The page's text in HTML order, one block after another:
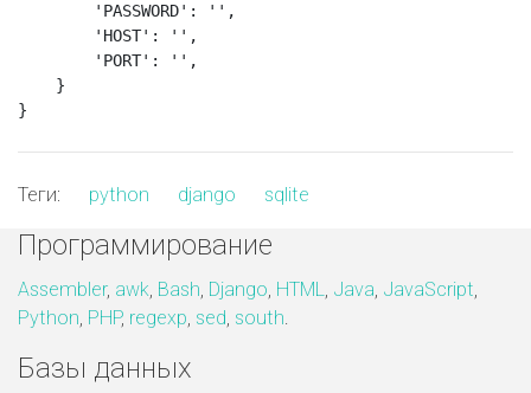
        'PASSWORD': '',
        'HOST': '',
        'PORT': '',
    }
Теги: python django sqlite
Программирование
Assembler, awk, Bash, Django, HTML, Java, JavaScript,
Python, PHP, regexp, sed, south.
Базы данных